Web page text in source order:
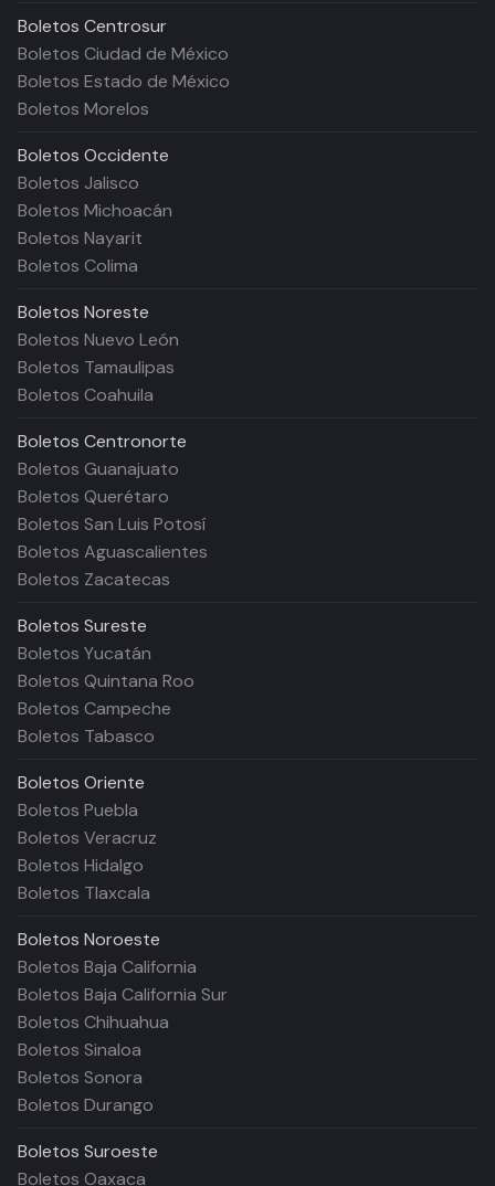
Boletos Centrosur
Boletos Ciudad de México
Boletos Estado de México
Boletos Morelos
Boletos Occidente
Boletos Jalisco
Boletos Michoacán
Boletos Nayarit
Boletos Colima
Boletos Noreste
Boletos Nuevo León
Boletos Tamaulipas
Boletos Coahuila
Boletos Centronorte
Boletos Guanajuato
Boletos Querétaro
Boletos San Luis Potosí
Boletos Aguascalientes
Boletos Zacatecas
Boletos Sureste
Boletos Yucatán
Boletos Quintana Roo
Boletos Campeche
Boletos Tabasco
Boletos Oriente
Boletos Puebla
Boletos Veracruz
Boletos Hidalgo
Boletos Tlaxcala
Boletos Noroeste
Boletos Baja California
Boletos Baja California Sur
Boletos Chihuahua
Boletos Sinaloa
Boletos Sonora
Boletos Durango
Boletos Suroeste
Boletos Oaxaca